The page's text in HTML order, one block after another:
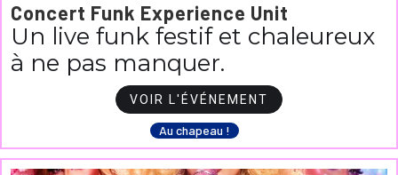
Concert Funk Experience Unit
Un live funk festif et chaleureux
à ne pas manquer.
VOIR L'ÉVÉNEMENT
Au chapeau !